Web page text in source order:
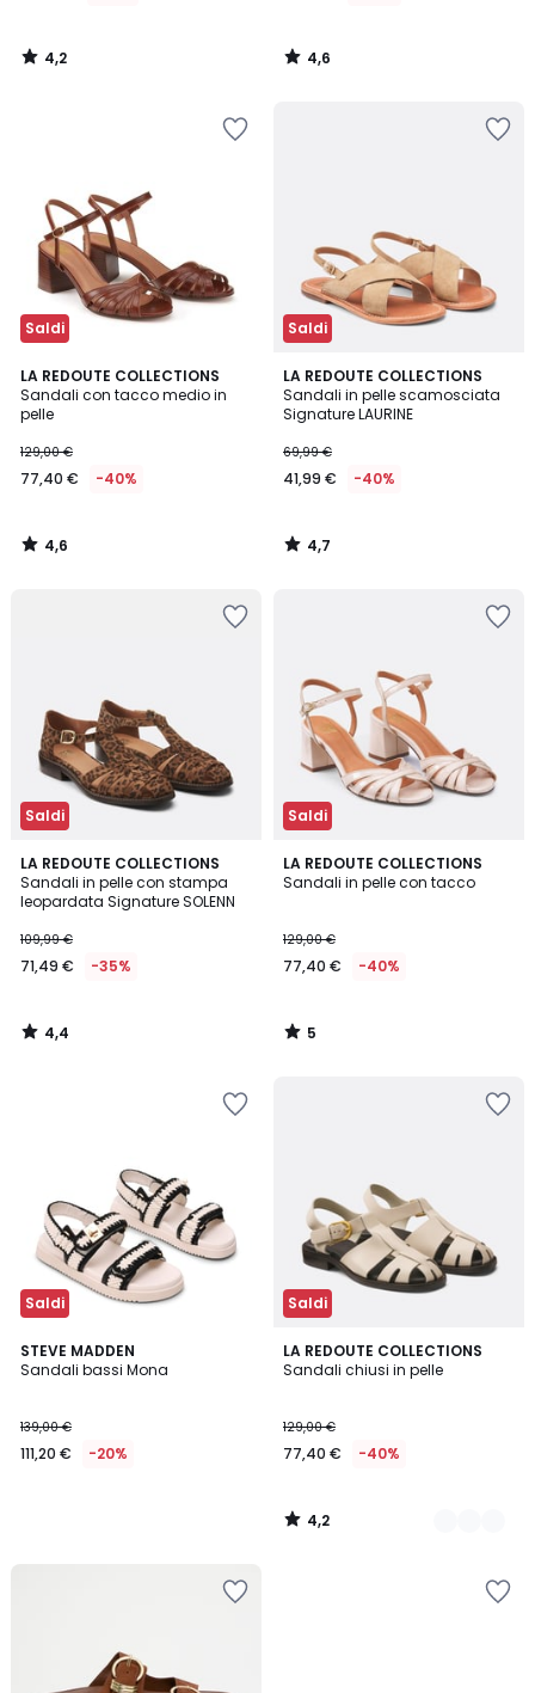
109,99
€ 4,2
/
4,6
/
Saldi
LA REDOUTE COLLECTIONS
Sandali con tacco medio in
pelle
129,00 €
77,40 € -40%
4,6
/ 5
4,6
/
Saldi
LA REDOUTE COLLECTIONS
Sandali in pelle scamosciata
Signature LAURINE
69,99 €
41,99 € -40%
4,7
/ 5
4,7
/
Saldi
LA REDOUTE COLLECTIONS
Sandali in pelle con stampa
leopardata Signature SOLENN
109,99 €
71,49 € -35%
4,4
/ 5
4,4
/
Saldi
LA REDOUTE COLLECTIONS
Sandali in pelle con tacco
129,00 €
77,40 € -40%
5
/
5
/
Saldi
STEVE MADDEN
Sandali bassi Mona
139,00 €
111,20 € -20%
Saldi
LA REDOUTE COLLECTIONS
Sandali chiusi in pelle
129,00 €
77,40 € -40%
4,2
/ 5
2
Colori
4,2
/